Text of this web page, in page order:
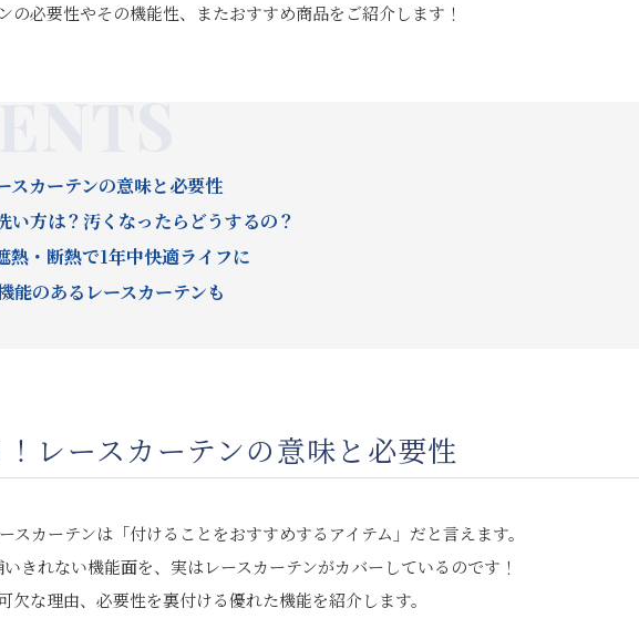
の必要性やその機能性、またおすすめ商品をご紹介します！
スカーテンの意味と必要性
い方は？汚くなったらどうするの？
熱・断熱で1年中快適ライフに
能のあるレースカーテンも
レースカーテンの意味と必要性
スカーテンは「付けることをおすすめするアイテム」だと言えます。
きれない機能面を、実はレースカーテンがカバーしているのです！
欠な理由、必要性を裏付ける優れた機能を紹介します。